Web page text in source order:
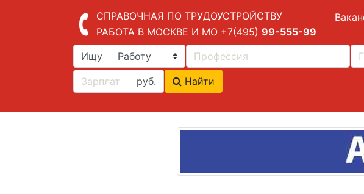
СПРАВОЧНАЯ ПО ТРУДОУСТРОЙСТВУ
РАБОТА В МОСКВЕ И МО +7(495) 99-555-99
Ищу
руб. Найти